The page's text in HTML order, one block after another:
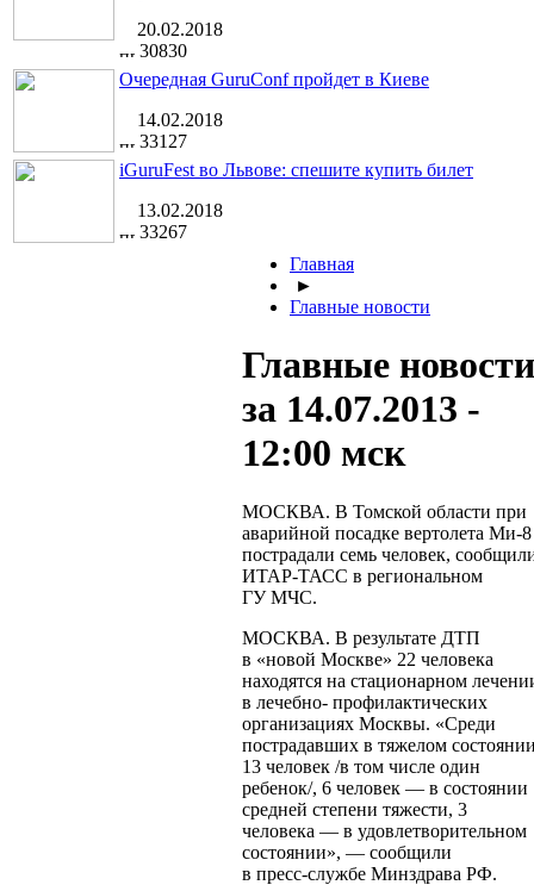
20.02.2018
30830
Очередная GuruConf пройдет в Киеве
14.02.2018
33127
iGuruFest во Львове: спешите купить билет
13.02.2018
33267
Главная
►
Главные новости
Главные новости
за 14.07.2013 -
12:00 мск
МОСКВА. В Томской области при
аварийной посадке вертолета Ми-8
пострадали семь человек,
ИТАР-ТАСС в региональном
ГУ МЧС.
МОСКВА. В результате ДТП
в «новой Москве» 22 человека
находятся на стационарном
в лечебно- профилактических
организациях Москвы. «Среди
пострадавших в тяжелом
13 человек /в том числе один
ребенок/, 6 человек — в состоянии
средней степени тяжести, 3
человека — в удовлетворительном
состоянии», — сообщили
в пресс-службе Минздрава РФ.